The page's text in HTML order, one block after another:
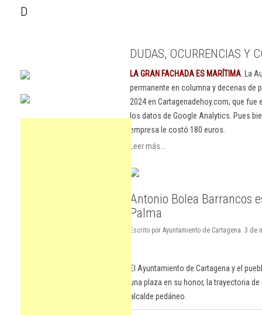
D
DUDAS, OCURRENCIAS Y
LA GRAN FACHADA ES MARÍTIMA . La
permanente en columna y decenas
2024 en Cartagenadehoy.com, que
los datos de Google Analytics. Pues
empresa le costó 180 euros.
Leer más...
Antonio Bolea Barrancos
Palma
Escrito por Ayuntamiento de Cartagena. 3 de
El Ayuntamiento de Cartagena y el
una plaza en su honor, la trayectoria
alcalde pedáneo.